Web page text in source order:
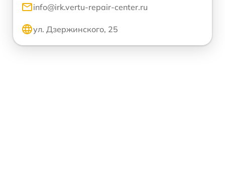
info@irk.vertu-repair-center.ru
ул. Дзержинского, 25